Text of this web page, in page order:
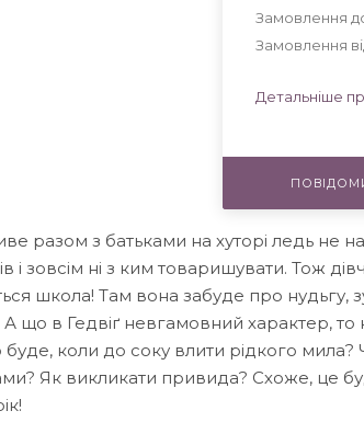
Замовлення
Замовлення
Детальніше
разом з батьками на хуторі ледь не
і зовсім ні з ким товаришувати. Тож
школа! Там вона забуде про нудьгу,
що в Гедвіґ невгамовний характер, то
буде, коли до соку влити рідкого
Як викликати привида? Схоже, це